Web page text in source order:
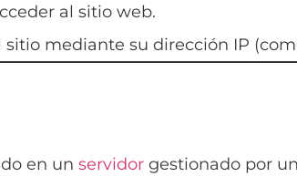
al sitio web.
mediante su dirección IP (como
en un servidor gestionado por